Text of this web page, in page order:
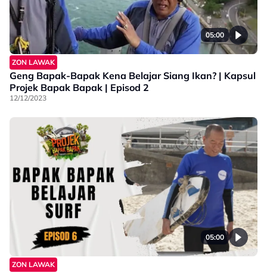
05:00
ZON LAWAK
Geng Bapak-Bapak Kena Belajar Siang Ikan? | Kapsul
Projek Bapak Bapak | Episod 2
12/12/2023
05:00
ZON LAWAK